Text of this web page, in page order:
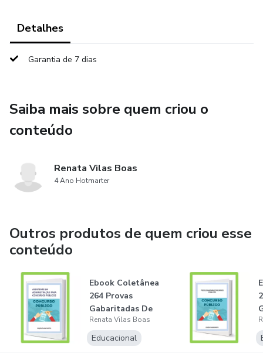
Detalhes
Garantia de 7 dias
Saiba mais sobre quem criou o
conteúdo
Renata Vilas Boas
4 Ano Hotmarter
Outros produtos de quem criou esse
conteúdo
Ebook Coletânea
264 Provas
Gabaritadas De
Concursos Para
Ass...
Renata Vilas Boas
Educacional